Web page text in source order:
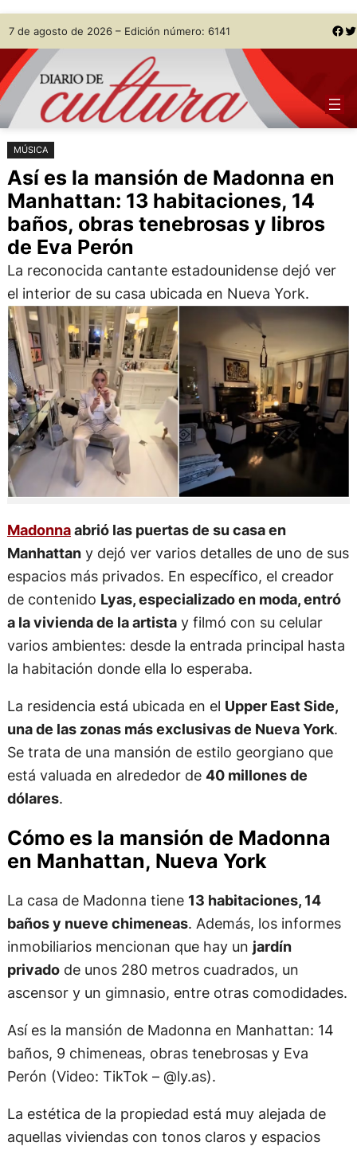
Saltar
al
contenido
Skip
to
content
7 de agosto de 2026 – Edición número: 6141 Facebook Twitter
MÚSICA
Así es la mansión de Madonna en
Manhattan: 13 habitaciones, 14
baños, obras tenebrosas y libros
de Eva Perón
La reconocida cantante estadounidense dejó ver
el interior de su casa ubicada en Nueva York.
Madonnaabrió las puertas de su casa en
Manhattany dejó ver varios detalles de uno de sus
espacios más privados. En específico, el creador
de contenido Lyas, especializado en moda, entró
a la vivienda de la artistay filmó con su celular
varios ambientes: desde la entrada principal hasta
la habitación donde ella lo esperaba.
La residencia está ubicada en el Upper East Side,
una de las zonas más exclusivas de Nueva York.
Se trata de una mansión de estilo georgiano que
está valuada en alrededor de 40 millones de
dólares.
Cómo es la mansión de Madonna
en Manhattan, Nueva York
La casa de Madonna tiene 13 habitaciones, 14
baños y nueve chimeneas. Además, los informes
inmobiliarios mencionan que hay un jardín
privadode unos 280 metros cuadrados, un
ascensor y un gimnasio, entre otras comodidades.
Así es la mansión de Madonna en Manhattan: 14
baños, 9 chimeneas, obras tenebrosas y Eva
Perón (Video: TikTok – @ly.as).
La estética de la propiedad está muy alejada de
aquellas viviendas con tonos claros y espacios